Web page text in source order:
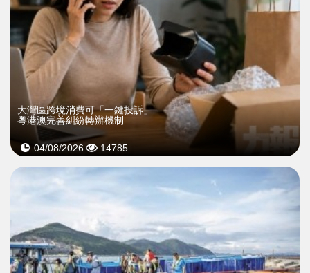
大灣區跨境消費可「一鍵投訴」
粵港澳完善糾紛轉辦機制
04/08/2026 14785